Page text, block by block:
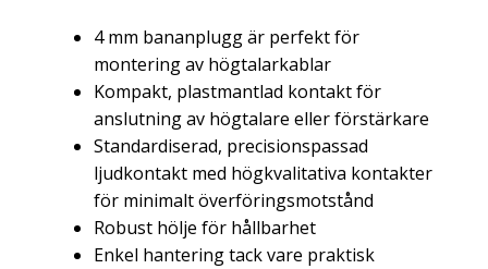
4 mm bananplugg är perfekt för
montering av högtalarkablar
Kompakt, plastmantlad kontakt för
anslutning av högtalare eller förstärkare
Standardiserad, precisionspassad
ljudkontakt med högkvalitativa kontakter
för minimalt överföringsmotstånd
Robust hölje för hållbarhet
Enkel hantering tack vare praktisk